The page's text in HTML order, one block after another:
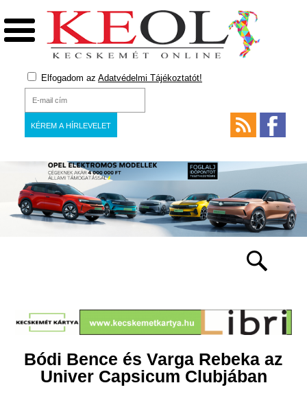
Elfogadom az Adatvédelmi Tájékoztatót!
Bódi Bence és Varga Rebeka az
Univer Capsicum Clubjában